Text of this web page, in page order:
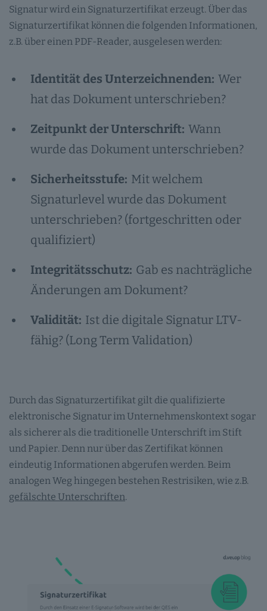
Signatur wird ein Signaturzertifikat erzeugt. Über das
Signaturzertifikat können die folgenden Informationen,
z.B. über einen PDF-Reader, ausgelesen werden:
Identität des Unterzeichnenden: Wer
hat das Dokument unterschrieben?
Zeitpunkt der Unterschrift: Wann
wurde das Dokument unterschrieben?
Sicherheitsstufe: Mit welchem
Signaturlevel wurde das Dokument
unterschrieben? (fortgeschritten oder
qualifiziert)
Integritätsschutz: Gab es nachträgliche
Änderungen am Dokument?
Validität: Ist die digitale Signatur LTV-
fähig? (Long Term Validation)
Durch das Signaturzertifikat gilt die qualifizierte
elektronische Signatur im Unternehmenskontext sogar
als sicherer als die traditionelle Unterschrift im Stift
und Papier. Denn nur über das Zertifikat können
eindeutig Informationen abgerufen werden. Beim
analogen Weg hingegen bestehen Restrisiken, wie z.B.
gefälschte Unterschriften.